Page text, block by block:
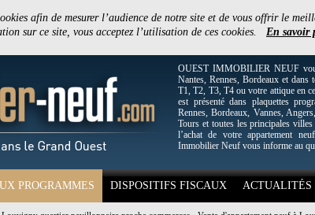
afin de mesurer l’audience de notre site et de vous offrir le
sur ce site, vous acceptez l’utilisation de ces cookies. En savoir
OUEST IMMOBILIER NEUF
Nantes, Rennes, Bordeaux et
T1, T2, T3, T4 ou votre attique en
est présenté dans plaquettes
Rennes, Bordeaux, Vannes,
Tours et toutes les principales
l’achat de votre appartement
Immobilier Neuf vous informe au
PROGRAMMES DISPOSITIFS FISCAUX ACTUALITÉS